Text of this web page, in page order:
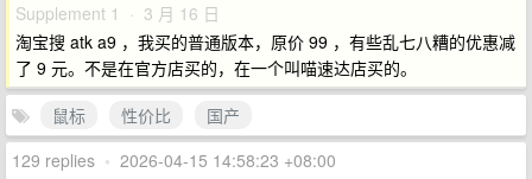
Supplement 1 · 3 月 16 日
淘宝搜 atk a9 ，我买的普通版本，原价 99 ，有些乱七八糟的优惠减
了 9 元。不是在官方店买的，在一个叫喵速达店买的。
鼠标
性价比
国产
129 replies • 2026-04-15 14:58:23 +08:00